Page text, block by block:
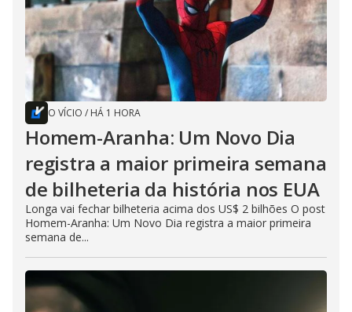
O VÍCIO / HÁ 1 HORA
Homem-Aranha: Um Novo Dia
registra a maior primeira semana
de bilheteria da história nos EUA
Longa vai fechar bilheteria acima dos US$ 2 bilhões O post
Homem-Aranha: Um Novo Dia registra a maior primeira
semana de...